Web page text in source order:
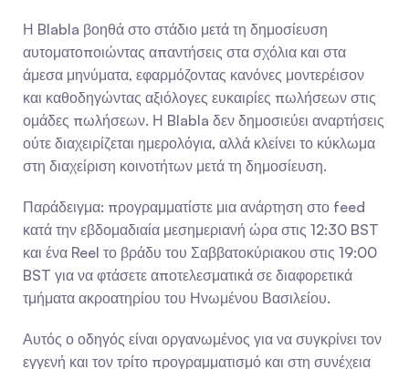
Η Blabla βοηθά στο στάδιο μετά τη δημοσίευση
αυτοματοποιώντας απαντήσεις στα σχόλια και στα
άμεσα μηνύματα, εφαρμόζοντας κανόνες μοντερέισον
και καθοδηγώντας αξιόλογες ευκαιρίες πωλήσεων στις
ομάδες πωλήσεων. Η Blabla δεν δημοσιεύει αναρτήσεις
ούτε διαχειρίζεται ημερολόγια, αλλά κλείνει το κύκλωμα
στη διαχείριση κοινοτήτων μετά τη δημοσίευση.
Παράδειγμα: προγραμματίστε μια ανάρτηση στο feed
κατά την εβδομαδιαία μεσημεριανή ώρα στις 12:30 BST
και ένα Reel το βράδυ του Σαββατοκύριακου στις 19:00
BST για να φτάσετε αποτελεσματικά σε διαφορετικά
τμήματα ακροατηρίου του Ηνωμένου Βασιλείου.
Αυτός ο οδηγός είναι οργανωμένος για να συγκρίνει τον
εγγενή και τον τρίτο προγραμματισμό και στη συνέχεια